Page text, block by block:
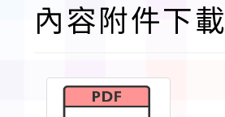
內容附件下載